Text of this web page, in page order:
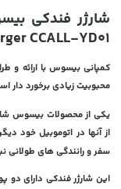
CCALL-YD01
کمپانی بیسوس با ارائه و
محبوبیت زیادی برخورد دار
یکی از محصولات بیسوس
از آنها در اتوموبیل خود
سفر و رانندگی های طولانی